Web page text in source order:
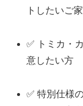
トしたいご
✅ トミカ・
意したい方
✅ 特別仕様